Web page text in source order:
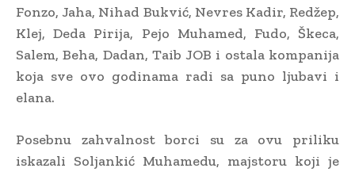
Fonzo, Jaha, Nihad Bukvić, Nevres Kadir, Redžep,
Klej, Deda Pirija, Pejo Muhamed, Fudo, Škeca,
Salem, Beha, Dadan, Taib JOB i ostala kompanija
koja sve ovo godinama radi sa puno ljubavi i
elana.
Posebnu zahvalnost borci su za ovu priliku
iskazali Soljankić Muhamedu, majstoru koji je